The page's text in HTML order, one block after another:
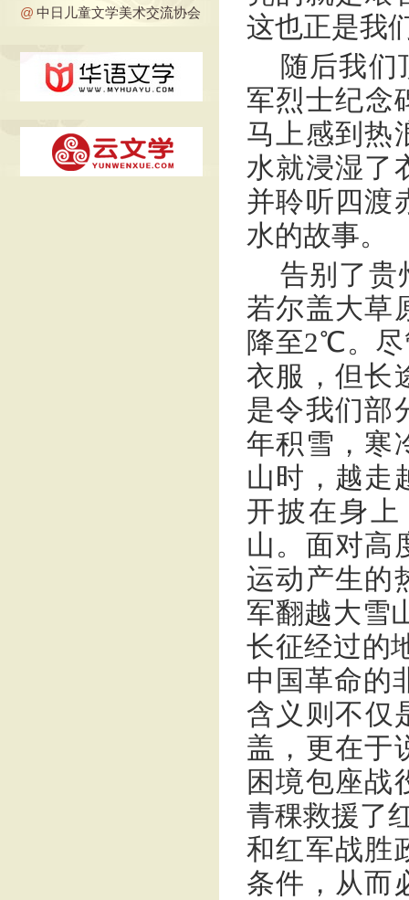
@ 中日儿童文学美术交流协会
这也正是我
随后我们
军烈士纪念
马上感到热
水就浸湿了
并聆听四渡
水的故事。
告别了贵
若尔盖大草
降至2℃。尽
衣服，但长
是令我们部
年积雪，寒
山时，越走
开披在身
山。面对高
运动产生的
军翻越大雪
长征经过的
中国革命的
含义则不仅
盖，更在于
困境包座战
青稞救援了
和红军战胜
条件，从而